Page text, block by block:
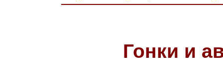
Гонки и